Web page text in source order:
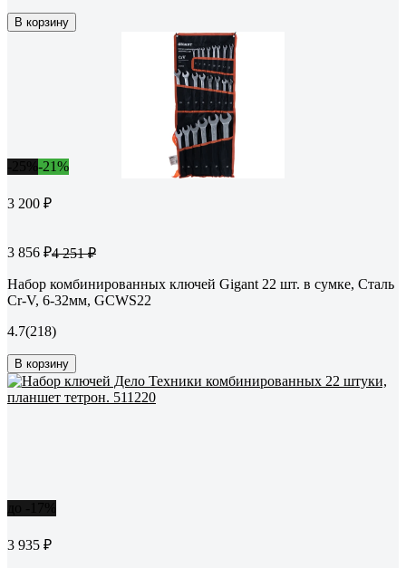
В корзину
-21%
3 200 ₽
3 856 ₽4 251 ₽
Набор комбинированных ключей Gigant 22 шт. в сумке, Сталь
Cr-V, 6-32мм, GCWS22
4.7(218)
В корзину
3 935 ₽